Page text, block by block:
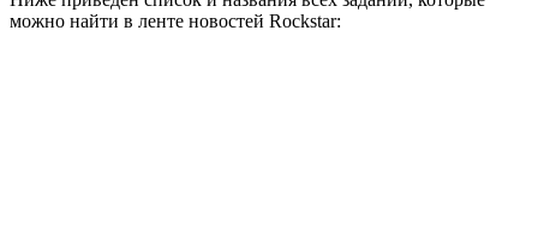
можно найти в ленте новостей Rockstar: